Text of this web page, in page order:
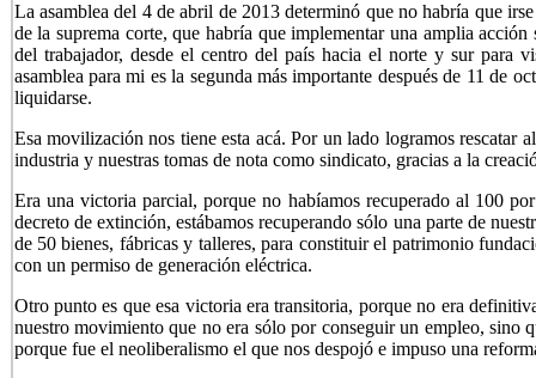
La asamblea del 4 de abril de 2013 determinó que no habría que
de la suprema corte, que habría que implementar una amplia
del trabajador, desde el centro del país hacia el norte y sur para
asamblea para mi es la segunda más importante después de 11 de
liquidarse.
Esa movilización nos tiene esta acá. Por un lado logramos rescatar
industria y nuestras tomas de nota como sindicato, gracias a la
Era una victoria parcial, porque no habíamos recuperado al 100
decreto de extinción, estábamos recuperando sólo una parte de
de 50 bienes, fábricas y talleres, para constituir el patrimonio
con un permiso de generación eléctrica.
Otro punto es que esa victoria era transitoria, porque no era
nuestro movimiento que no era sólo por conseguir un empleo, sino
porque fue el neoliberalismo el que nos despojó e impuso una